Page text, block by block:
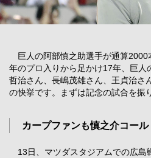
巨人の阿部慎之助選手が通算2000
年のプロ入りから足かけ17年、巨人
哲治さん、長嶋茂雄さん、王貞治さ
の快挙です。まずは記念の試合を振
カープファンも慎之介コール
13日、マツダスタジアムでの広島